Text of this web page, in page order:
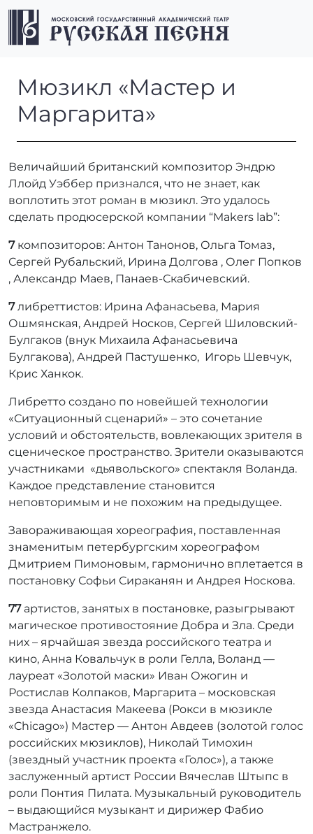
Перейти к содержимому
Перейти к футеру
Мюзикл «Мастер и
Мюзикл «Мастер и
Маргарита»
Величайший британский композитор Эндрю
Ллойд Уэббер признался, что не знает, как
воплотить этот роман в мюзикл. Это удалось
сделать продюсерской компании “Makers lab”:
7композиторов: Антон Танонов, Ольга Томаз,
Сергей Рубальский, Ирина Долгова , Олег Попков
, Александр Маев, Панаев-Скабичевский.
7либреттистов: Ирина Афанасьева, Мария
Ошмянская, Андрей Носков, Сергей Шиловский-
Булгаков (внук Михаила Афанасьевича
Булгакова), Андрей Пастушенко, Игорь Шевчук,
Крис Ханкок.
Либретто создано по новейшей технологии
«Ситуационный сценарий» – это сочетание
условий и обстоятельств, вовлекающих зрителя в
сценическое пространство. Зрители оказываются
участниками «дьявольского» спектакля Воланда.
Каждое представление становится
неповторимым и не похожим на предыдущее.
Завораживающая хореография, поставленная
знаменитым петербургским хореографом
Дмитрием Пимоновым, гармонично вплетается в
постановку Софьи Сираканян и Андрея Носкова.
77артистов, занятых в постановке, разыгрывают
магическое противостояние Добра и Зла. Среди
них – ярчайшая звезда российского театра и
кино, Анна Ковальчук в роли Гелла, Воланд —
лауреат «Золотой маски» Иван Ожогин и
Ростислав Колпаков, Маргарита – московская
звезда Анастасия Макеева (Рокси в мюзикле
«Chicago») Мастер — Антон Авдеев (золотой голос
российских мюзиклов), Николай Тимохин
(звездный участник проекта «Голос»), а также
заслуженный артист России Вячеслав Штыпс в
роли Понтия Пилата. Музыкальный руководитель
– выдающийся музыкант и дирижер Фабио
Мастранжело.